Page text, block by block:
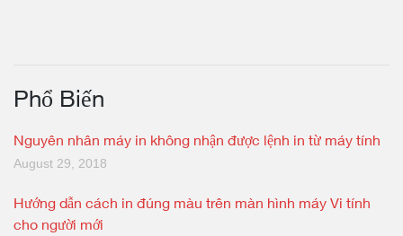
Phổ Biến
Nguyên nhân máy in không nhận được lệnh in từ máy tính
August 29, 2018
Hướng dẫn cách in đúng màu trên màn hình máy Vi tính
cho người mới